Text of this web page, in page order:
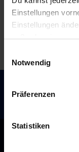
Einstellungen
Einstellungen
außerdem in
Notwendig
Präferenzen
Statistiken